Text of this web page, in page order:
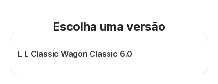
Escolha uma versão
L L Classic Wagon Classic 6.0